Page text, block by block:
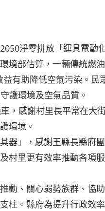
淨零排放「運具電動
境部估算，一輛傳統燃
有助降低空氣污染。民
護環境及空氣品質。
，感謝村里長平常在大
環境。
器」，感謝王縣長縣府
村里更有效率推動各項
動、關心弱勢族群、協
柱。縣府為提升行政效